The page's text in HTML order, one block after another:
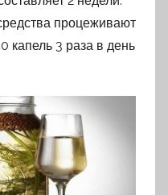
процеживают
капель 3 раза в день